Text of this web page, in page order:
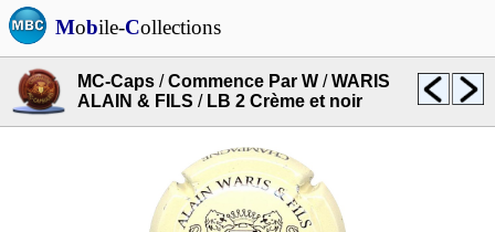
Mobile-Collections
MC-Caps /Commence Par W /WARIS
ALAIN & FILS / LB 2 Crème et noir